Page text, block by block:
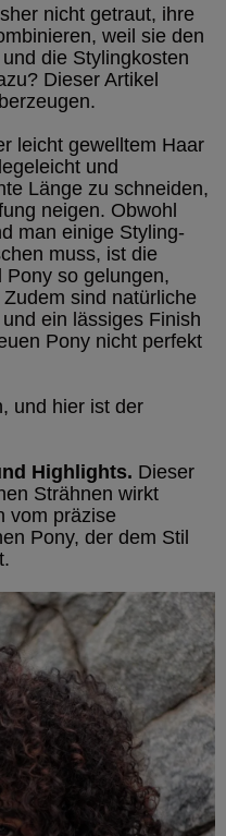
nicht getraut, ihre
weil sie den
die Stylingkosten
Dieser Artikel
leicht gewelltem Haar
und
Länge zu schneiden,
neigen. Obwohl
man einige Styling-
muss, ist die
Pony so gelungen,
sind natürliche
ein lässiges Finish
Pony nicht perfekt
und hier ist der
Highlights. Dieser
Strähnen wirkt
vom präzise
Pony, der dem Stil